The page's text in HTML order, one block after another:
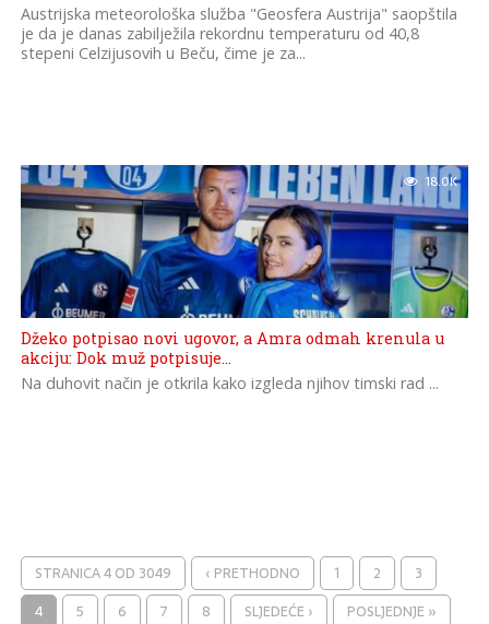
Austrijska meteorološka služba "Geosfera Austrija" saopštila
je da je danas zabilježila rekordnu temperaturu od 40,8
stepeni Celzijusovih u Beču, čime je za...
18.0K
Džeko potpisao novi ugovor, a Amra odmah krenula u
akciju: Dok muž potpisuje…
Na duhovit način je otkrila kako izgleda njihov timski rad ...
STRANICA 4 OD 3049 ‹ PRETHODNO 1 2
3
4
5 6 7 8 SLJEDEĆE › POSLJEDNJE »